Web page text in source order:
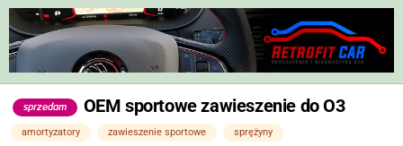
sprzedam OEM sportowe zawieszenie do O3
amortyzatory zawieszenie sportowe sprężyny